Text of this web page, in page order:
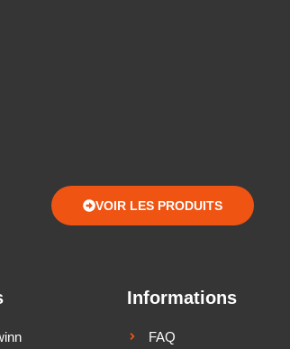
VOIR LES PRODUITS
Informations
FAQ